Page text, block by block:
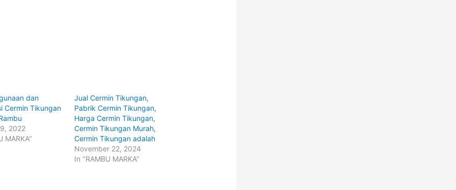
dan
Cermin Tikungan
2022
MARKA"
Jual Cermin Tikungan,
Pabrik Cermin Tikungan,
Harga Cermin Tikungan,
Cermin Tikungan Murah,
Cermin Tikungan adalah
November 22, 2024
In "RAMBU MARKA"